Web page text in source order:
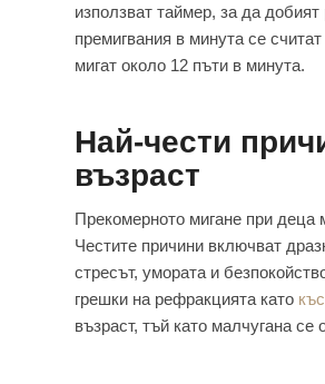
използват таймер, за да
премигвания в минута се
мигат около 12 пъти в минута.
Най-чести
възраст
Прекомерното мигане при деца
Честите причини включват
стресът, умората и
грешки на рефракцията като
възраст, тъй като малчугана